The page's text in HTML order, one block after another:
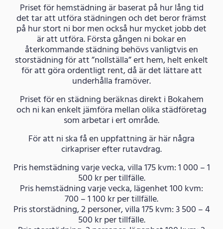
Priset för hemstädning är baserat på hur lång tid
det tar att utföra städningen och det beror främst
på hur stort ni bor men också hur mycket jobb det
är att utföra. Första gången ni bokar en
återkommande städning behövs vanligtvis en
storstädning för att ”nollställa” ert hem, helt enkelt
för att göra ordentligt rent, då är det lättare att
underhålla framöver.
Priset för en städning beräknas direkt i Bokahem
och ni kan enkelt jämföra mellan olika städföretag
som arbetar i ert område.
För att ni ska få en uppfattning är här några
cirkapriser efter rutavdrag.
Pris hemstädning varje vecka, villa 175 kvm: 1 000 – 1
500 kr per tillfälle.
Pris hemstädning varje vecka, lägenhet 100 kvm:
700 – 1 100 kr per tillfälle.
Pris storstädning, 2 personer, villa 175 kvm: 3 500 – 4
500 kr per tillfälle.